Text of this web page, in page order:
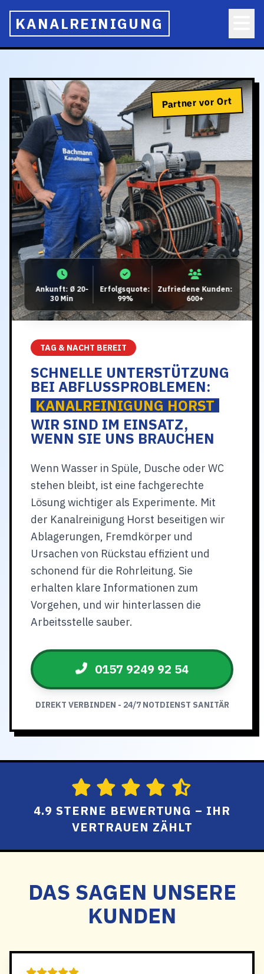
KANALREINIGUNG
Partner vor Ort
Ankunft: Ø 20-
30 Min
Erfolgsquote:
99%
Zufriedene Kunden:
600+
TAG & NACHT BEREIT
SCHNELLE UNTERSTÜTZUNG
BEI ABFLUSSPROBLEMEN:
KANALREINIGUNG HORST
WIR SIND IM EINSATZ,
WENN SIE UNS BRAUCHEN
Wenn Wasser in Spüle, Dusche oder WC
stehen bleibt, ist eine fachgerechte
Lösung wichtiger als Experimente. Mit
der Kanalreinigung Horst beseitigen wir
Ablagerungen, Fremdkörper und
Ursachen von Rückstau effizient und
schonend für die Rohrleitung. Sie
erhalten klare Informationen zum
Vorgehen, und wir hinterlassen die
Arbeitsstelle sauber.
0157 9249 92 54
DIREKT VERBINDEN - 24/7 NOTDIENST SANITÄR
4.9 STERNE BEWERTUNG – IHR
VERTRAUEN ZÄHLT
DAS SAGEN UNSERE
KUNDEN